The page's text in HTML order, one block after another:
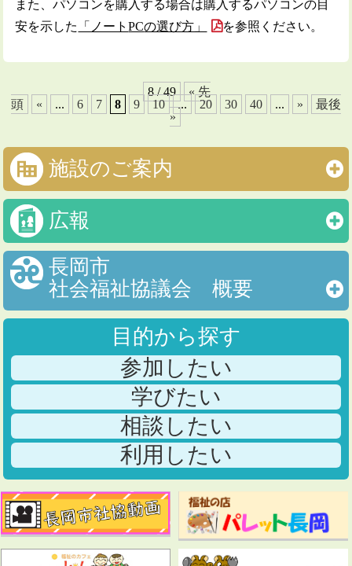
また、パソコンを購入する場合は購入するパソコンの目
安を示した
「ノートPCの選び方」 を参照ください。
8 / 49
« 先
頭
« ... 6 7 8 9 10 ... 20 30 40 ... »
最後
»
施設のご案内
広報
長岡市
社会福祉協議会 概要
目的から探す
参加したい
学びたい
相談したい
利用したい